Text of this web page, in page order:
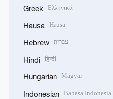
Greek Ελληνικά
Hausa Hausa
Hebrew עברית
Hindi हिन्दी
Hungarian Magyar
Indonesian Bahasa Indonesia